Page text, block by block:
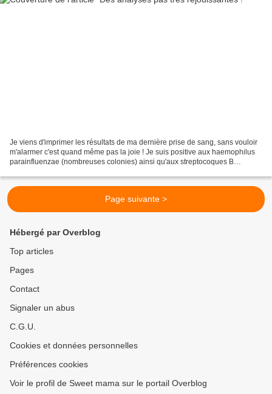
Je viens d'imprimer les résultats de ma dernière prise de sang, sans vouloir
m'alarmer c'est quand même pas la joie ! Je suis positive aux haemophilus
parainfluenzae (nombreuses colonies) ainsi qu'aux streptocoques B
Page suivante >
Hébergé par Overblog
Top articles
Pages
Contact
Signaler un abus
C.G.U.
Cookies et données personnelles
Préférences cookies
Voir le profil de Sweet mama sur le portail Overblog